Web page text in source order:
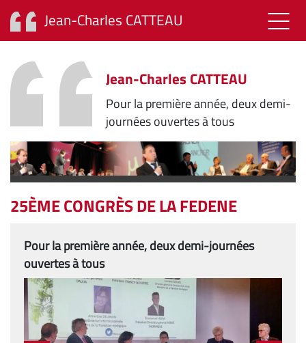
Jean-Charles CATTEAU
ACCUEIL
CONFÉRENCIER
EXPERTISE
ÉCOTROPHOLOGIE
RÉFÉRENCES
CONTACT – DISPONIBILITÉ
Jean-Charles CATTEAU
Pour la première année, deux demi-
journées ouvertes à tous
25ÈME CONGRÈS DE LA FEDENE
Pour la première année, deux demi-journées
ouvertes à tous